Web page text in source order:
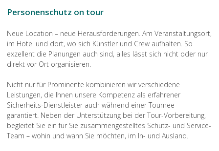
Personenschutz on tour
Neue Location – neue Herausforderungen. Am Veranstaltungsort,
im Hotel und dort, wo sich Künstler und Crew aufhalten. So
exzellent die Planungen auch sind, alles lässt sich nicht oder nur
direkt vor Ort organisieren.
Nicht nur für Prominente kombinieren wir verschiedene
Leistungen, die Ihnen unsere Kompetenz als erfahrener
Sicherheits-Dienstleister auch während einer Tournee
garantiert. Neben der Unterstützung bei der Tour-Vorbereitung,
begleitet Sie ein für Sie zusammengestelltes Schutz- und Service-
Team – wohin und wann Sie möchten, im In- und Ausland.